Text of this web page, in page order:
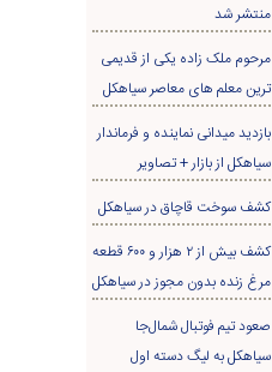
منتشر شد
مرحوم ملک زاده یکی از قدیمی
ترین معلم های معاصر سیاهکل
بازدید میدانی نماینده و فرماندار
سیاهکل از بازار + تصاویر
کشف سوخت قاچاق در سياهکل
کشف بیش از ۲ هزار و ۶۰۰ قطعه
مرغ زنده بدون مجوز در سیاهکل
صعود تیم فوتبال شمال‌جا‌
سیاهکل به لیگ دسته اول